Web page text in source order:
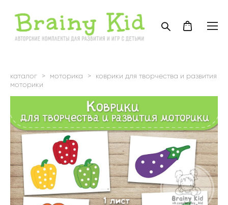
каталог > моторика > коврики для творчества и развития
моторики